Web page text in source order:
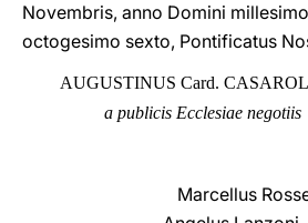
Novembris, anno Domini
octogesimo sexto, Pontificatus
AUGUSTINUS Card.
a publicis Ecclesiae negotiis
Marcellus